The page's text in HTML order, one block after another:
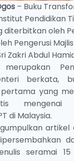
– Buku
Pendidikan
diterbitkan oleh
Pengerusi
Zakri Abdul
berkata,
yang
mengenai
di Malaysia.
artikel
seramai